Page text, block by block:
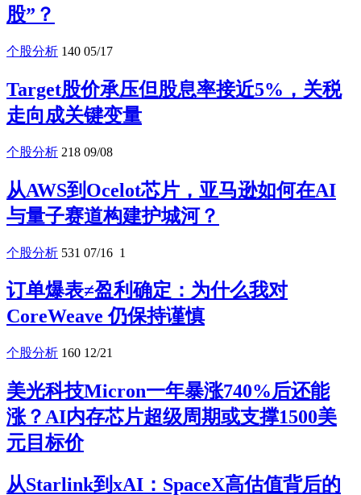
股”？
个股分析 140 05/17
Target股价承压但股息率接近5%，关税
走向成关键变量
个股分析 218 09/08
从AWS到Ocelot芯片，亚马逊如何在AI
与量子赛道构建护城河？
个股分析 531 07/16 1
订单爆表≠盈利确定：为什么我对
CoreWeave 仍保持谨慎
个股分析 160 12/21
美光科技Micron一年暴涨740%后还能
涨？AI内存芯片超级周期或支撑1500美
元目标价
从Starlink到xAI：SpaceX高估值背后的